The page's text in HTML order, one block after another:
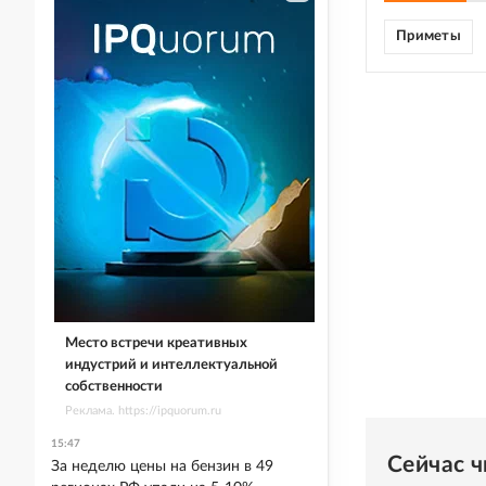
Приметы
Сейчас
Место встречи креативных
индустрий и интеллектуальной
собственности
Реклама. https://ipquorum.ru
15:47
За неделю цены на бензин в 49